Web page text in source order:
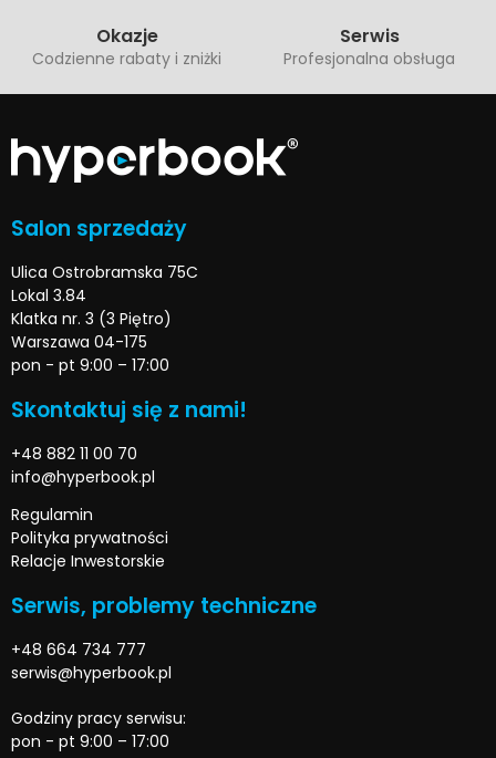
Okazje
Codzienne rabaty i zniżki
Serwis
Profesjonalna obsługa
Salon sprzedaży
Ulica Ostrobramska 75C
Lokal 3.84
Klatka nr. 3 (3 Piętro)
Warszawa 04-175
pon - pt 9:00 – 17:00
Skontaktuj się z nami!
+48 882 11 00 70
info@hyperbook.pl
Regulamin
Polityka prywatności
Relacje Inwestorskie
Serwis, problemy techniczne
+48 664 734 777
serwis@hyperbook.pl
Godziny pracy serwisu:
pon - pt 9:00 – 17:00